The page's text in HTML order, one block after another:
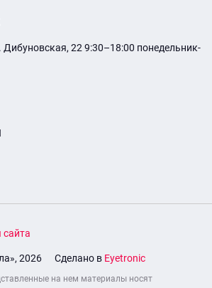
Дибуновская, 22 9:30–18:00 понедельник-
сайта
2026 Сделано в Eyetronic
на нем материалы носят